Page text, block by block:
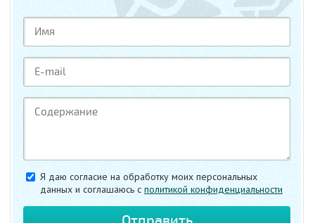
Я даю согласие на обработку моих персональных
данных и соглашаюсь c политикой конфиденциальности